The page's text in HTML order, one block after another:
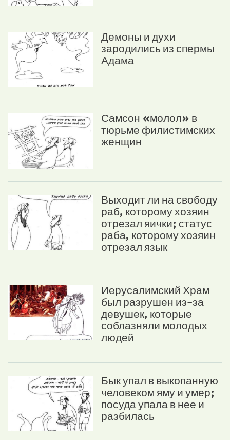
Демоны и духи
зародились из спермы
Адама
Самсон «молол» в
тюрьме филистимских
женщин
Выходит ли на свободу
раб, которому хозяин
отрезал яички; статус
раба, которому хозяин
отрезал язык
Иерусалимский Храм
был разрушен из-за
девушек, которые
соблазняли молодых
людей
Бык упал в выкопанную
человеком яму и умер;
посуда упала в нее и
разбилась